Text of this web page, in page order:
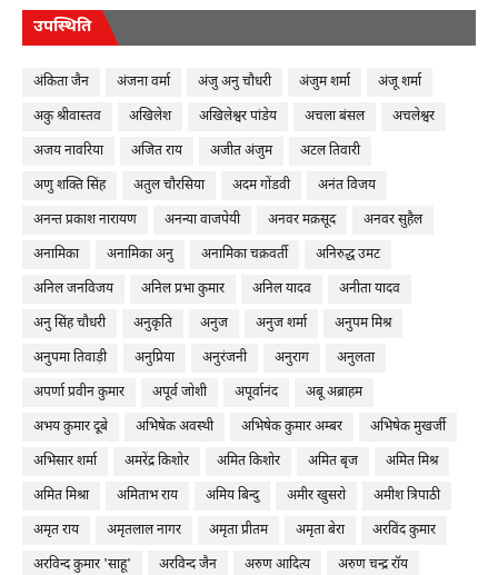
उपस्थिति
अंकिता जैन अंजना वर्मा अंजु अनु चौधरी अंजुम शर्मा
अंजू शर्मा
अकु श्रीवास्तव
अखिलेश अखिलेश्वर पांडेय अचला बंसल
अचलेश्वर
अजय नावरिया
अजित राय अजीत अंजुम
अटल तिवारी
अणु शक्ति सिंह
अतुल चौरसिया अदम गोंडवी
अनंत विजय
अनन्त प्रकाश नारायण
अनन्या वाजपेयी अनवर मक़सूद
अनवर सुहैल
अनामिका
अनामिका अनु अनामिका चक्रवर्ती
अनिरुद्ध उमट
अनिल जनविजय
अनिल प्रभा कुमार अनिल यादव
अनीता यादव
अनु सिंह चौधरी
अनुकृति अनुज अनुज शर्मा
अनुपम मिश्र
अनुपमा तिवाड़ी
अनुप्रिया अनुरंजनी अनुराग
अनुलता
अपर्णा प्रवीन कुमार
अपूर्व जोशी अपूर्वानंद
अबू अब्राहम
अभय कुमार दूबे
अभिषेक अवस्थी अभिषेक कुमार अम्बर
अभिषेक मुखर्जी
अभिसार शर्मा
अमरेंद्र किशोर अमित किशोर अमित बृज
अमित मिश्र
अमित मिश्रा
अमिताभ राय अमिय बिन्दु अमीर खुसरो
अमीश त्रिपाठी
अमृत राय
अमृतलाल नागर अमृता प्रीतम अमृता बेरा
अरविंद कुमार
अरविन्द कुमार 'साहू'
अरविन्द जैन अरुण आदित्य
अरुण चन्द्र रॉय